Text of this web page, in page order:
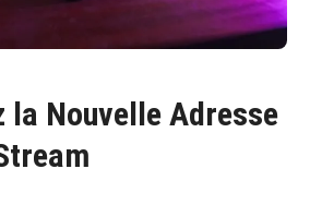
la Nouvelle Adresse